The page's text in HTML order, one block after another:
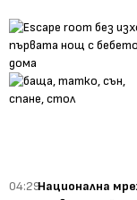
04:29Национална